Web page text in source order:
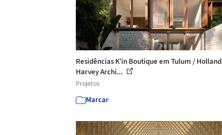
Residências K’in Boutique em Tulum / Holland
Harvey Archi...
Projetos
Marcar